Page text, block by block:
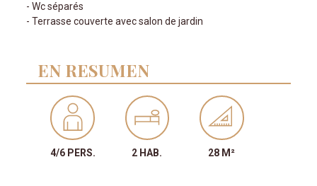
- Wc séparés
- Terrasse couverte avec salon de jardin
EN RESUMEN
4/6 PERS. 2 HAB. 28 M²